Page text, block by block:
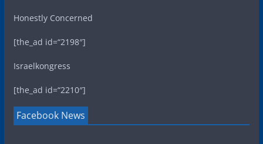
Honestly Concerned
[the_ad id=“2198″]
Israelkongress
[the_ad id=“2210″]
Facebook News